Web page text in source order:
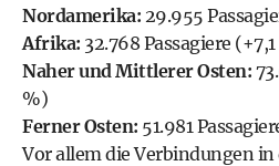
Nordamerika: 29.955
Afrika: 32.768 Passagiere
Naher und Mittlerer Osten:
%)
Ferner Osten: 51.981
Vor allem die Verbindungen